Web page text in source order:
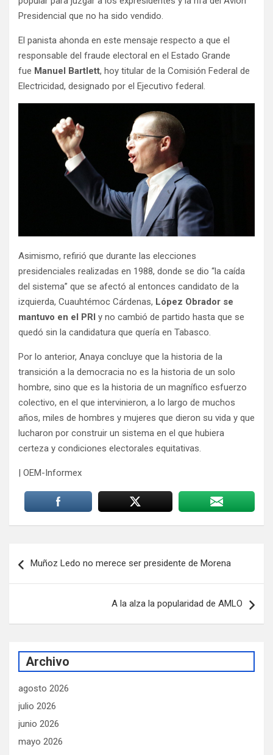
Presidencial que no ha sido vendido.
El panista ahonda en este mensaje respecto a que el
responsable del fraude electoral en el Estado Grande
fue Manuel Bartlett, hoy titular de la Comisión Federal de
Electricidad, designado por el Ejecutivo federal.
Asimismo, refirió que durante las elecciones
presidenciales realizadas en 1988, donde se dio “la caída
del sistema” que se afectó al entonces candidato de la
izquierda, Cuauhtémoc Cárdenas, López Obrador se
mantuvo en el PRI y no cambió de partido hasta que se
quedó sin la candidatura que quería en Tabasco.
Por lo anterior, Anaya concluye que la historia de la
transición a la democracia no es la historia de un solo
hombre, sino que es la historia de un magnífico esfuerzo
colectivo, en el que intervinieron, a lo largo de muchos
años, miles de hombres y mujeres que dieron su vida y que
lucharon por construir un sistema en el que hubiera
certeza y condiciones electorales equitativas.
| OEM-Informex
de
Muñoz Ledo no merece ser presidente de Morena
A la alza la popularidad de AMLO
Archivo
agosto 2026
julio 2026
junio 2026
mayo 2026